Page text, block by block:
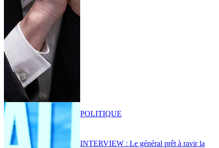
INTERVIEW : Le général prêt à ravir la
POLITIQUE